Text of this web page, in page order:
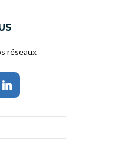
réseaux